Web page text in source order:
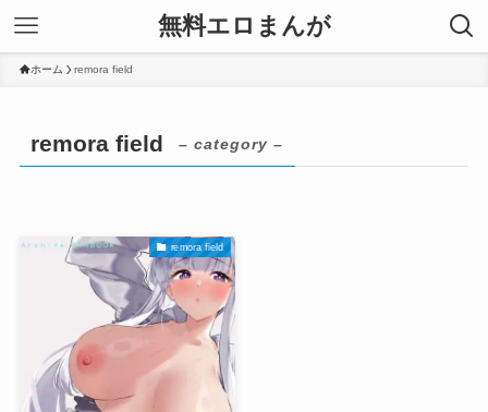
無料エロまんが
ホーム remora field
remora field – category –
remora field